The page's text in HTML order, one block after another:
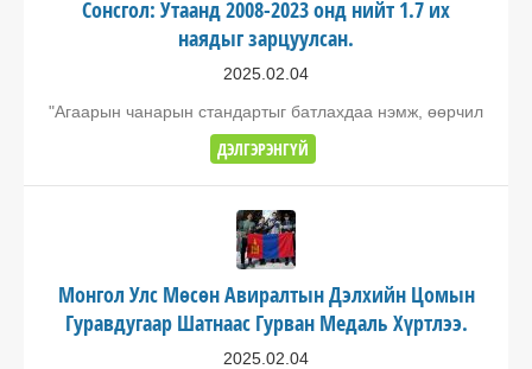
Сонсгол: Утаанд 2008-2023 онд нийт 1.7 их
наядыг зарцуулсан.
2025.02.04
"Агаарын чанарын стандартыг батлахдаа нэмж, өөрчил
ДЭЛГЭРЭНГҮЙ
Монгол Улс Мөсөн Авиралтын Дэлхийн Цомын
Гуравдугаар Шатнаас Гурван Медаль Хүртлээ.
2025.02.04